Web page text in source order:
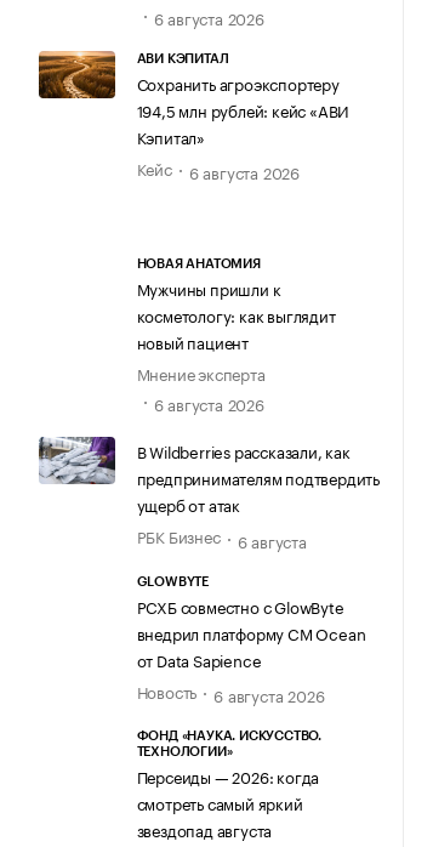
6 августа 2026
АВИ КЭПИТАЛ
Сохранить агроэкспортеру
194,5 млн рублей: кейс «АВИ
Кэпитал»
Кейс
6 августа 2026
НОВАЯ АНАТОМИЯ
Мужчины пришли к
косметологу: как выглядит
новый пациент
Мнение эксперта
6 августа 2026
В Wildberries рассказали, как
предпринимателям подтвердить
ущерб от атак
РБК Бизнес
6 августа
GLOWBYTE
РСХБ совместно с GlowByte
внедрил платформу CM Ocean
от Data Sapience
Новость
6 августа 2026
ФОНД «НАУКА. ИСКУССТВО.
ТЕХНОЛОГИИ»
Персеиды — 2026: когда
смотреть самый яркий
звездопад августа